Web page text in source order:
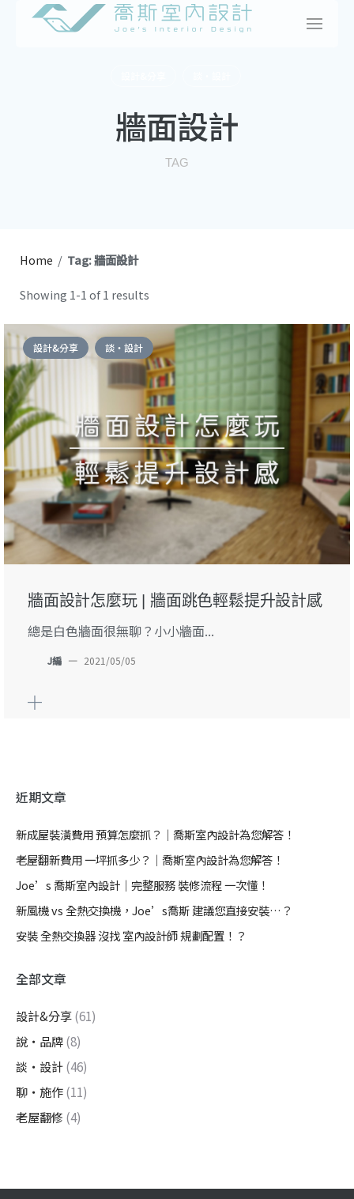
牆面設計
TAG
Home / Tag: 牆面設計
Showing 1-1 of 1 results
設計&分享 談・設計
牆面設計怎麼玩 | 牆面跳色輕鬆提升設計感
總是白色牆面很無聊？小小牆面...
J編 — 2021/05/05
近期文章
新成屋裝潢費用 預算怎麼抓？｜喬斯室內設計為您解答！
老屋翻新費用 一坪抓多少？｜喬斯室內設計為您解答！
Joe’s 喬斯室內設計｜完整服務 裝修流程 一次懂！
新風機 vs 全熱交換機，Joe’s喬斯 建議您直接安裝…？
安裝 全熱交換器 沒找 室內設計師 規劃配置！？
全部文章
設計&分享(61)
說・品牌(8)
談・設計(46)
聊・施作(11)
老屋翻修 (4)